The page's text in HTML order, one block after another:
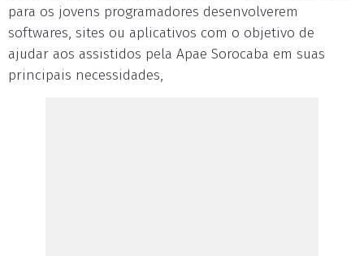
para os jovens programadores desenvolverem
softwares, sites ou aplicativos com o objetivo de
ajudar aos assistidos pela Apae Sorocaba em suas
principais necessidades,